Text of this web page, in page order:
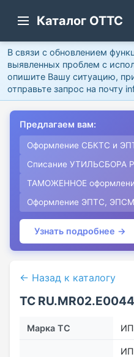
Каталог ОТТС
В связи с обновлением
выявленных проблем с
опишите Вашу ситуацию,
отправьте запрос на почту
Предлагаем вам:
Оформление СБКТС и
Списание УТИЛЬСБОРА
ТАМОЖЕННОЕ
Оформление ЭПТС, ЭПСМ
Узнать подробнее →
← Назад к каталогу
ТС
Марка ТС